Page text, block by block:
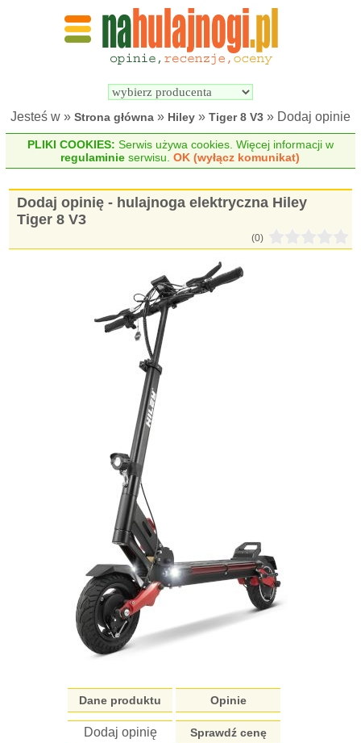
Wyszukiwarka
elektrycznych
Jesteś w » Strona główna » Hiley » Tiger 8 V3 » Dodaj opinie
PLIKI COOKIES: Serwis używa cookies. Więcej informacji w
regulaminie serwisu.OK (wyłącz komunikat)
Dodaj opinię - hulajnoga elektryczna Hiley
Tiger 8 V3
(0)
Dane produktu Opinie
Dodaj opinię Sprawdź cenę